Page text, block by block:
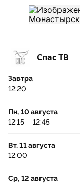
Спас ТВ
Завтра
12:20
Пн, 10 августа
12:15
12:45
Вт, 11 августа
12:00
Ср, 12 августа